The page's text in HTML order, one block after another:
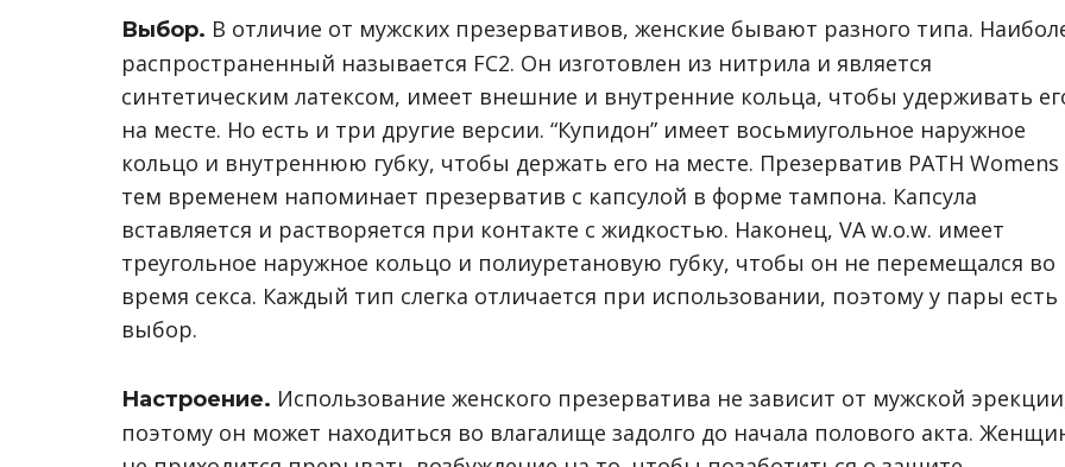
Выбор. В отличие от мужских презервативов, женские бывают разного типа.
распространенный называется FC2. Он изготовлен из нитрила и является
синтетическим латексом, имеет внешние и внутренние кольца, чтобы удерживать
на месте. Но есть и три другие версии. “Купидон” имеет восьмиугольное наружное
кольцо и внутреннюю губку, чтобы держать его на месте. Презерватив PATH Womens
тем временем напоминает презерватив с капсулой в форме тампона. Капсула
вставляется и растворяется при контакте с жидкостью. Наконец, VA w.o.w. имеет
треугольное наружное кольцо и полиуретановую губку, чтобы он не перемещался во
время секса. Каждый тип слегка отличается при использовании, поэтому у пары есть
выбор.
Настроение. Использование женского презерватива не зависит от мужской
поэтому он может находиться во влагалище задолго до начала полового акта.